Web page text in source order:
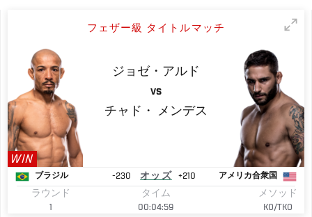
フェザー級 タイトルマッチ
WIN
ジョゼ・アルド
VS
チャド・ メンデス
ブラジル -230 オッズ +210 アメリカ合衆国
ラウンド
1
タイム
00:04:59
メソッド
KO/TKO